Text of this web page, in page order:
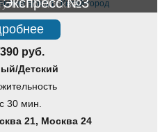
по Москве
руб.
Детский
30 мин.
21, Москва 24